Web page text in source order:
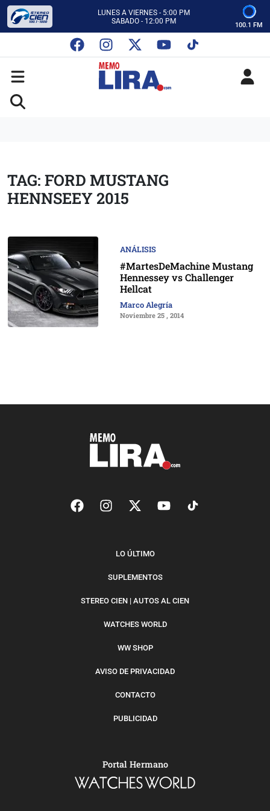
LUNES A VIERNES - 5:00 PM
SABADO - 12:00 PM
CON MEMO LIRA Y SU EQUIPO
LUNES A VIERNES - 5:00 PM
SABADO - 12:00 PM
100.1 FM
TAG: FORD MUSTANG
HENNSEEY 2015
ANÁLISIS
#MartesDeMachine Mustang
Hennessey vs Challenger
Hellcat
Marco Alegría
Noviembre 25 , 2014
LO ÚLTIMO
SUPLEMENTOS
STEREO CIEN | AUTOS AL CIEN
WATCHES WORLD
WW SHOP
AVISO DE PRIVACIDAD
CONTACTO
PUBLICIDAD
Portal Hermano